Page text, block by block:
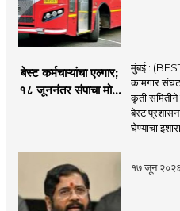
बेस्ट कर्मचाऱ्यांचा एल्गार;
१८ जूननंतर संपाचा मोठा
मुंबई :
कामगार
कृती
बेस्ट
घेण्याचा
१७ जून २०२६